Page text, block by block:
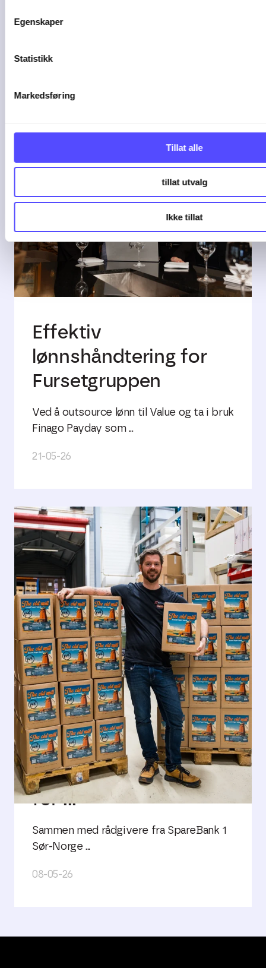
Egenskaper
Statistikk
Markedsføring
Tillat alle
tillat utvalg
Ikke tillat
med Finago
helautomatisert arbeidsflyt med ...
Effektiv
lønnshåndtering for
Fursetgruppen
Ved å outsource lønn til Value og ta i bruk
Finago Payday som ...
21-05-26
En enklere og mer
effektiv lønnshverdag
for ...
Sammen med rådgivere fra SpareBank 1
Sør-Norge ...
08-05-26